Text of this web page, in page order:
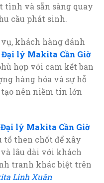
tình và sẵn sàng quay
cầu phát sinh.
khách hàng đánh
Đại lý Makita Cần Giờ
hợp với cam kết ban
hàng hóa và sự hỗ
nên niềm tin lớn
Đại lý Makita Cần Giờ
tố then chốt để xây
lâu dài với khách
tranh khác biệt trên
Linh Xuân